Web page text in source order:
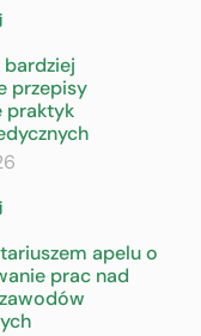
bardziej
przepisy
praktyk
apelu o
prac nad